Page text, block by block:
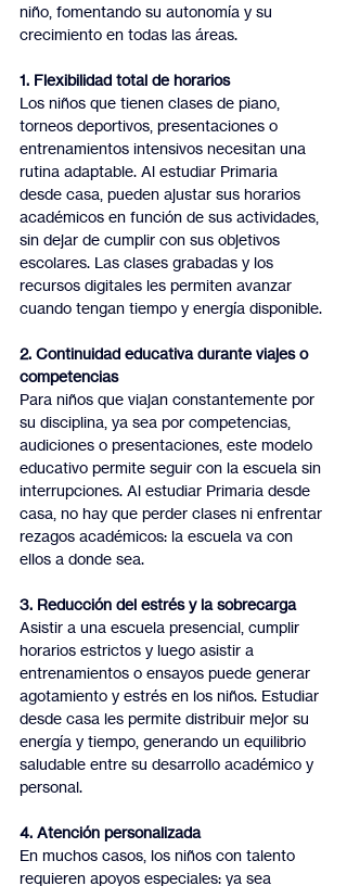
niño, fomentando su autonomía y su
crecimiento en todas las áreas.
1. Flexibilidad total de horarios
Los niños que tienen clases de piano,
torneos deportivos, presentaciones o
entrenamientos intensivos necesitan una
rutina adaptable. Al estudiar Primaria
desde casa, pueden ajustar sus horarios
académicos en función de sus actividades,
sin dejar de cumplir con sus objetivos
escolares. Las clases grabadas y los
recursos digitales les permiten avanzar
cuando tengan tiempo y energía disponible.
2. Continuidad educativa durante viajes o
competencias
Para niños que viajan constantemente por
su disciplina, ya sea por competencias,
audiciones o presentaciones, este modelo
educativo permite seguir con la escuela sin
interrupciones. Al estudiar Primaria desde
casa, no hay que perder clases ni enfrentar
rezagos académicos: la escuela va con
ellos a donde sea.
3. Reducción del estrés y la sobrecarga
Asistir a una escuela presencial, cumplir
horarios estrictos y luego asistir a
entrenamientos o ensayos puede generar
agotamiento y estrés en los niños. Estudiar
desde casa les permite distribuir mejor su
energía y tiempo, generando un equilibrio
saludable entre su desarrollo académico y
personal.
4. Atención personalizada
En muchos casos, los niños con talento
requieren apoyos especiales: ya sea